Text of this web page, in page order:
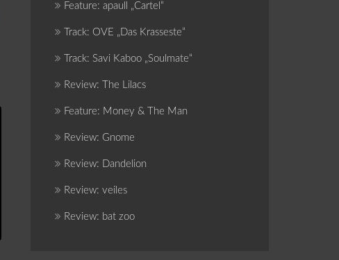
Feature: apaull „Cartel“
Track: OVE „Das Krasseste“
Track: Savi Kaboo „Soulmate“
Review: The Lilacs
Feature: Money & The Man
Review: Gnome
Review: Dandelion
Review: veiles
Review: bat zoo